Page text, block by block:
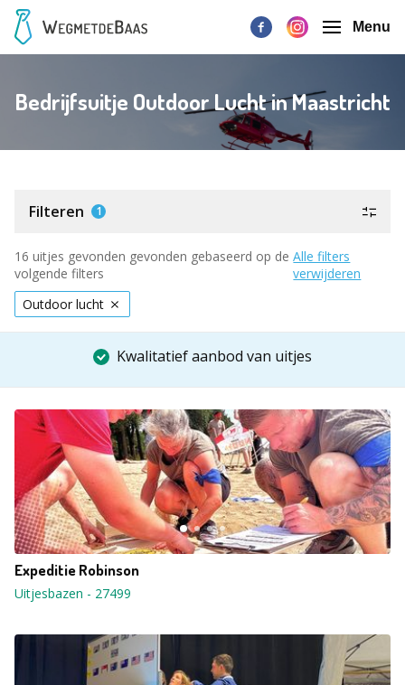
Menu
Bedrijfsuitje Outdoor Lucht in Maastricht
Filteren 1
16 uitjes gevonden gevonden gebaseerd op de
volgende filters
Alle filters
verwijderen
Outdoor lucht
Kwalitatief aanbod van uitjes
Expeditie Robinson
Uitjesbazen - 27499